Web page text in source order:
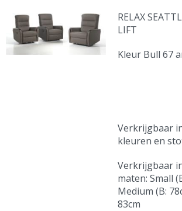
RELAX
LIFT
Kleur Bull 67
Verkrijgbaar
kleuren en
Verkrijgbaar
maten: Small
Medium (B:
83cm